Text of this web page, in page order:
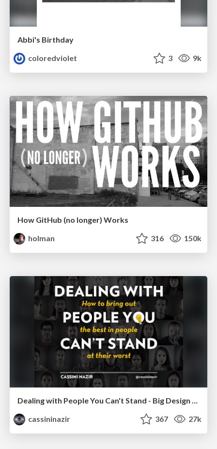
Abbi's Birthday
coloredviolet
3 9k
How GitHub (no longer) Works
holman
316 150k
cassininazir
367 27k